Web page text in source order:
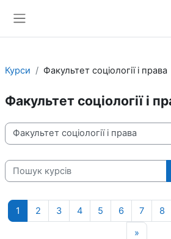
Курси Факультет соціології і права
Факультет соціології і
Категорії курсів
Пошук курсів
1 Сторінка 1
2Сторінка 2
3Сторінка 3
4Сторінка 4
5Сторінка 5
6Сторінка 6
7 8
»